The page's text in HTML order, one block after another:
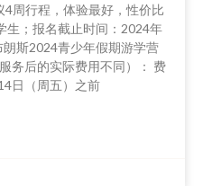
周行程，体验最好，性价比
生；报名截止时间：2024年
斯2024青少年假期游学营
务后的实际费用不同）： 费
日（周五）之前